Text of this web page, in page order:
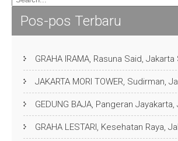
Pos-pos Terbaru
GRAHA IRAMA, Rasuna Said,
JAKARTA MORI TOWER, Sudirman,
GEDUNG BAJA, Pangeran
GRAHA LESTARI, Kesehatan Raya,